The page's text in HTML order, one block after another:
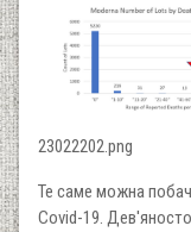
23022202.png
Те саме можна
Covid-19.